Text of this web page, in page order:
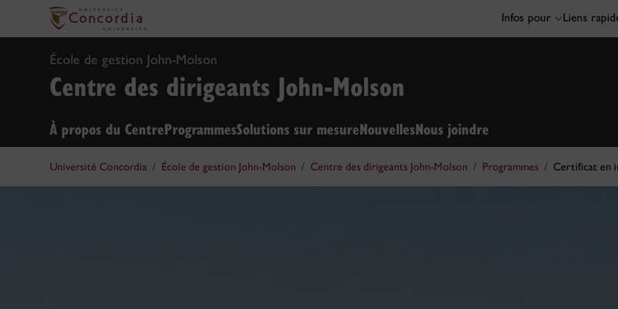
Infos pour Liens
École de gestion John-Molson
Centre des dirigeants John-Molson
À propos du CentreProgrammesSolutions sur mesureNouvellesNous joindre
Université Concordia École de gestion John-Molson Centre des dirigeants John-Molson Programmes Certificat en